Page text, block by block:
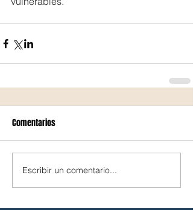
Comentarios
Escribir un comentario...